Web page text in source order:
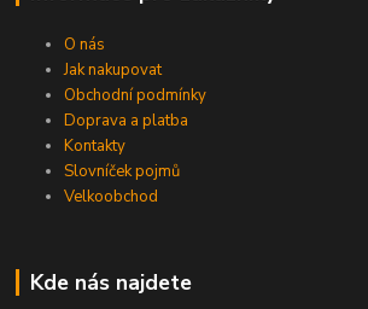
O nás
Jak nakupovat
Obchodní podmínky
Doprava a platba
Kontakty
Slovníček pojmů
Velkoobchod
Kde nás najdete